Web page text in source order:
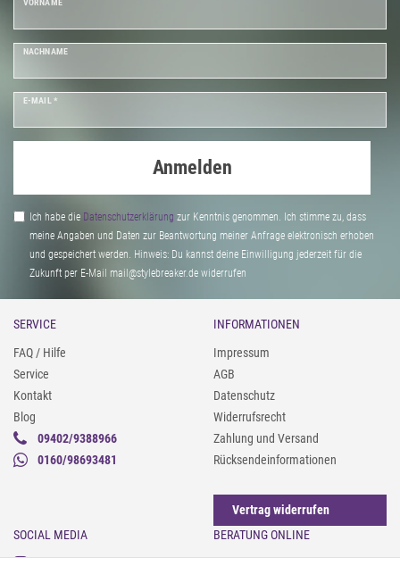
VORNAME
NACHNAME
E-MAIL *
Anmelden
Ich habe die Daten­schutz­erklärung zur Kenntnis genommen. Ich stimme zu, dass
meine Angaben und Daten zur Beantwortung meiner Anfrage elektronisch erhoben
und gespeichert werden. Hinweis: Du kannst deine Einwilligung jederzeit für die
Zukunft per E-Mail mail@stylebreaker.de widerrufen
SERVICE
FAQ / Hilfe
Service
Kontakt
Blog
09402/9388966
0160/98693481
INFORMATIONEN
Impressum
AGB
Datenschutz
Widerrufsrecht
Zahlung und Versand
Rücksendeinformationen
Vertrag widerrufen
SOCIAL MEDIA
Instagram
BERATUNG ONLINE
Gürtel messen & kürzen